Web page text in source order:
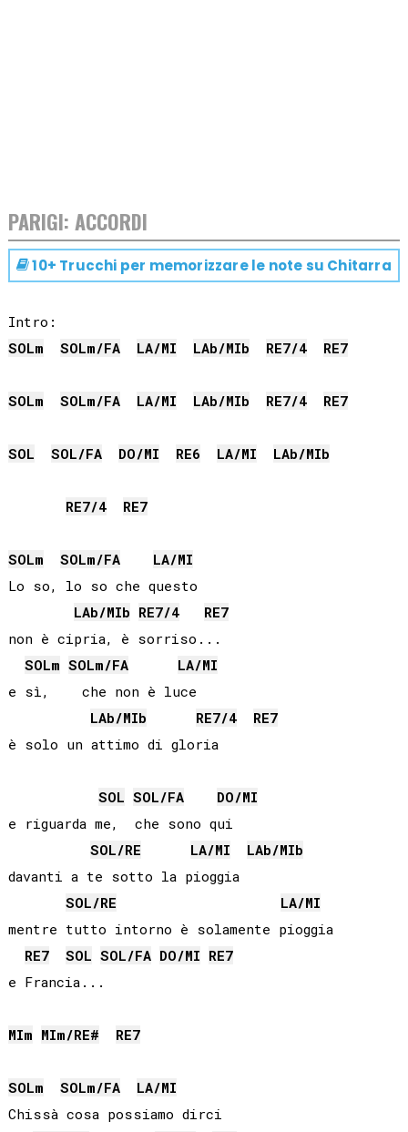
PARIGI: ACCORDI
10+ Trucchi per memorizzare le note su Chitarra
SOLm SOLm/FA LA/MI LAb/MIb RE7/4 RE7
SOLm SOLm/FA LA/MI LAb/MIb RE7/4 RE7
SOL SOL/FA DO/MI RE6 LA/MI LAb/MIb
RE7/4 RE7
SOLm SOLm/FA LA/MI
Lo so, lo so che questo
LAb/MIb RE7/4 RE7
non è cipria, è sorriso...
SOLm SOLm/FA LA/MI
e sì,    che non è luce
LAb/MIb RE7/4 RE7
è solo un attimo di gloria
SOL SOL/FA DO/MI
e riguarda me,  che sono qui
SOL/RE LA/MI LAb/MIb
davanti a te sotto la pioggia
SOL/RE LA/MI
mentre tutto intorno è solamente pioggia
RE7 SOL SOL/FA DO/MI RE7
e Francia...
MIm MIm/RE# RE7
SOLm SOLm/FA LA/MI
Chissà cosa possiamo dirci